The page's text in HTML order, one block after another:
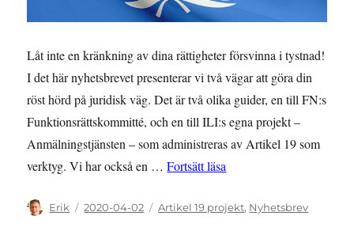
Låt inte en kränkning av dina rättigheter försvinna i tystnad!
I det här nyhetsbrevet presenterar vi två vägar att göra din
röst hörd på juridisk väg. Det är två olika guider, en till FN:s
Funktionsrättskommitté, och en till ILI:s egna projekt –
Anmälningstjänsten – som administreras av Artikel 19 som
verktyg. Vi har också en …Fortsätt läsa
Författare
Erik
Publicerat
2020-04-02 Kategorier
Artikel 19 projekt, Nyhetsbrev